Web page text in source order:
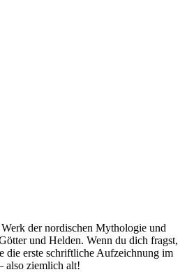
der nordischen Mythologie und
und Helden. Wenn du dich fragst,
die erste schriftliche Aufzeichnung im
also ziemlich alt!